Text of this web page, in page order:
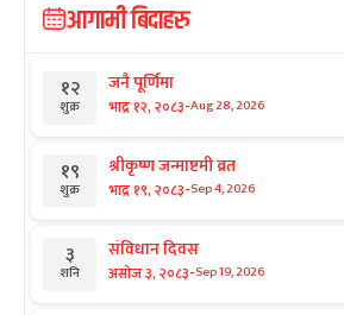
आगामी बिदाहरु
१२
शुक्र
जनै पूर्णिमा
भाद्र १२, २०८३-Aug 28, 2026
१९
शुक्र
श्रीकृष्ण जन्माष्टमी व्रत
भाद्र १९, २०८३-Sep 4, 2026
३
शनि
संविधान दिवस
असोज ३, २०८३-Sep 19, 2026